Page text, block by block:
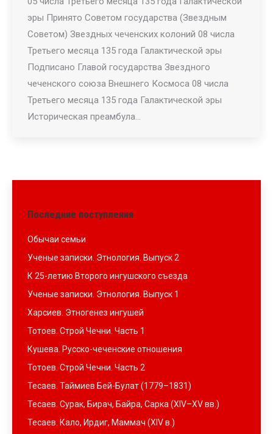
эры Принято Советом государства (Звездным
Советом) Звездных чеченских колоний 08 числа
Третьего месяца 135 года Галактической эры
Подписано Главой государства Звездного
чеченского союза Внешнего Космоса 08 числа
Третьего месяца 135 года Галактической эры
Историческая преамбула…
Последние поступления
Обычаи семьи
Ученые записки. Этнология. Выпуск 2
К 25-летию Второго ингушского съезда
Ученые записки. Этнология. Выпуск 1
Харсиев. Этногенез ингушей
Тотоев. Строй Чечни. Часть 1
Кушева. Русско-чеченские отношения
Тотоев. Строй Чечни. Часть 2
Тесаев. Таймиев Бей-Булат (1779–1831)
Тесаев. Сурак, Бирач, Байра, Сарка (XIV–XV вв.)
Тесаев. Кало, Ирдиг, Маммач (XIV в.)